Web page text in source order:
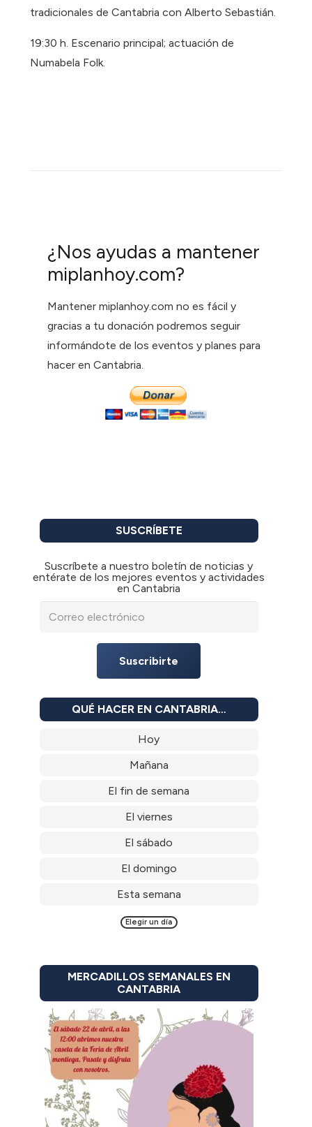
tradicionales de Cantabria con Alberto Sebastián.
19:30 h. Escenario principal; actuación de
Numabela Folk.
¿Nos ayudas a mantener
miplanhoy.com?
Mantener miplanhoy.com no es fácil y
gracias a tu donación podremos seguir
informándote de los eventos y planes para
hacer en Cantabria.
SUSCRÍBETE
Suscríbete a nuestro boletín de noticias y
entérate de los mejores eventos y actividades
en Cantabria
Suscribirte
QUÉ HACER EN CANTABRIA…
Hoy
Mañana
El fin de semana
El viernes
El sábado
El domingo
Esta semana
Elegir un día
MERCADILLOS SEMANALES EN
CANTABRIA